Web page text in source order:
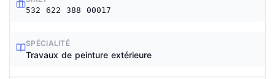
532 622 388 00017
SPÉCIALITÉ
Travaux de peinture extérieure